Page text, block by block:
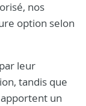
nos
option selon
leur
tandis que
un